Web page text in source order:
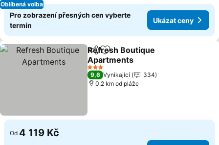
Oblíbená volba
Pro zobrazení přesných cen vyberte
termín
Ukázat ceny
SdíletPřidat na seznam oblíbených
Refresh Boutique
Apartments
3 Počet hvězdiček
9,6 Vynikající
334
0.2 km od pláže
Od 4 119 Kč